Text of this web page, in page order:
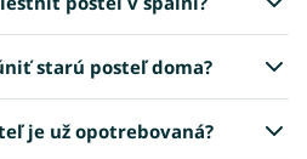
starú posteľ doma?
je už opotrebovaná?